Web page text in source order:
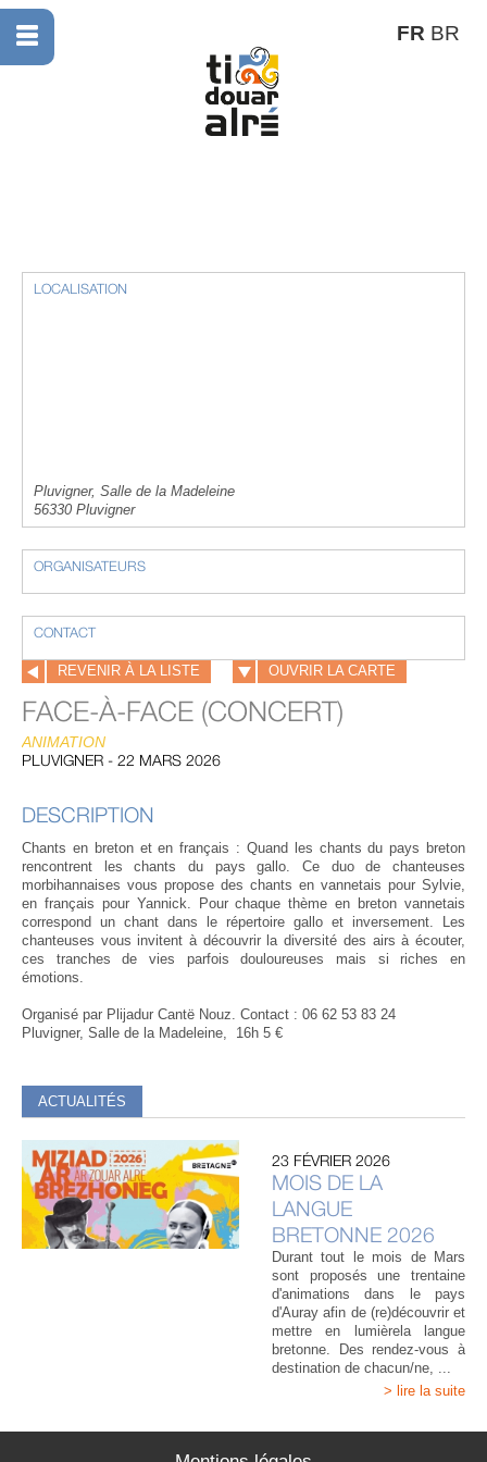
FR BR
LOCALISATION
Pluvigner, Salle de la Madeleine
56330 Pluvigner
ORGANISATEURS
CONTACT
REVENIR À LA LISTE OUVRIR LA CARTE
​FACE-À-FACE (CONCERT)
ANIMATION
PLUVIGNER - 22 MARS 2026
DESCRIPTION
Chants en breton et en français : Quand les chants du pays breton
rencontrent les chants du pays gallo. Ce duo de chanteuses
morbihannaises vous propose des chants en vannetais pour Sylvie,
en français pour Yannick. Pour chaque thème en breton vannetais
correspond un chant dans le répertoire gallo et inversement. Les
chanteuses vous invitent à découvrir la diversité des airs à écouter,
ces tranches de vies parfois douloureuses mais si riches en
émotions.
Organisé par Plijadur Cantë Nouz. Contact : 06 62 53 83 24
Pluvigner, Salle de la Madeleine, 16h 5 €
ACTUALITÉS
23 FÉVRIER 2026
MOIS DE LA
LANGUE
BRETONNE 2026
Durant tout le mois de Mars
sont proposés une trentaine
d'animations dans le pays
d'Auray afin de (re)découvrir et
mettre en lumièrela langue
bretonne. Des rendez-vous à
destination de chacun/ne, ...
> lire la suite